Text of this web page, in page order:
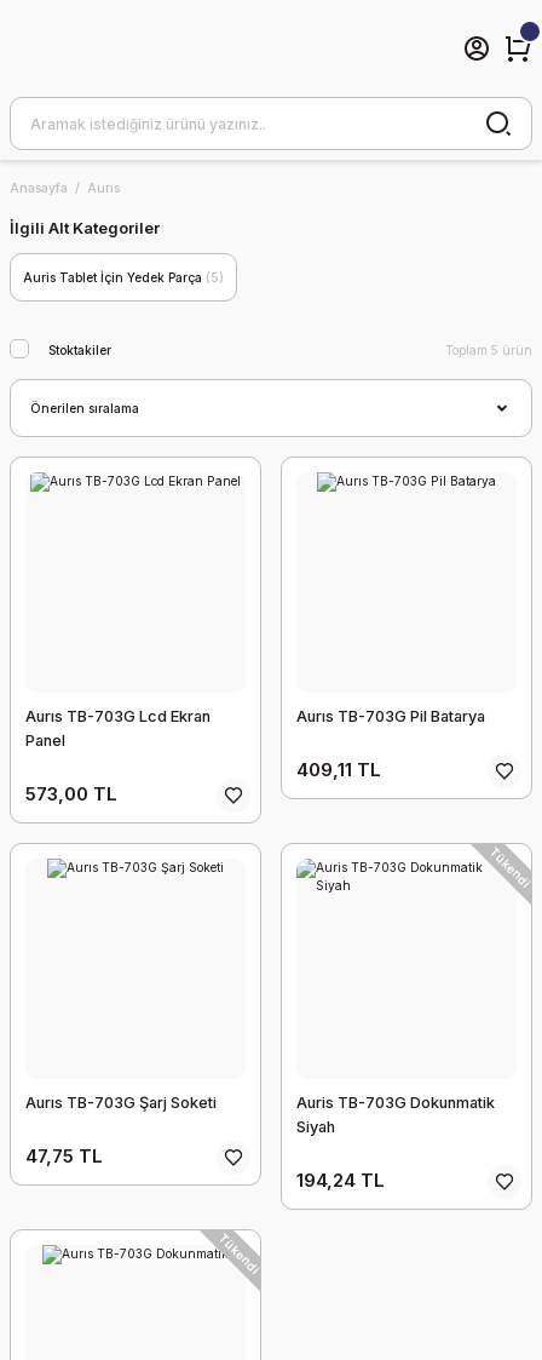
Anasayfa Aurıs
İlgili Alt Kategoriler
Auris Tablet İçin Yedek Parça (5)
Stoktakiler Toplam 5 ürün
Aurıs TB-703G Lcd Ekran
Panel
573,00 TL
Aurıs TB-703G Pil Batarya
409,11 TL
Aurıs TB-703G Şarj Soketi
47,75 TL
Tükendi
Auris TB-703G Dokunmatik
Siyah
194,24 TL
Tükendi